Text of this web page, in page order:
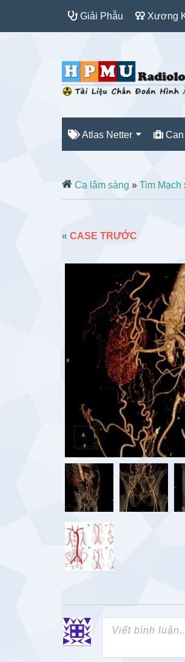
Giải Phẫu Xương
Atlas Netter
Ca lâm sàng » Tim Mạch
« CASE TRƯỚC